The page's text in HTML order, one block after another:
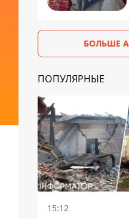
БОЛЬШЕ
ПОПУЛЯРНЫЕ
15:12